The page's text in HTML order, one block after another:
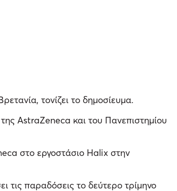
τονίζει το δημοσίευμα.
AstraZeneca και του Πανεπιστημίου
στο εργοστάσιο Halix στην
παραδόσεις το δεύτερο τρίμηνο